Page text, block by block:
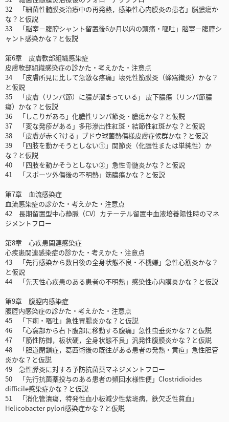
32 「細菌性髄膜炎治療中の再発熱，感染性心内膜炎の患者」脳膿瘍か
な？と仮説
33 「脳室－腹腔シャント留置後6か月以内の頭痛・嘔吐」脳室－腹腔シ
ャント感染かな？と仮説
第6章 皮膚軟部組織感染症
皮膚軟部組織感染症の診かた・考えかた・注意点
34 「皮膚所見に比して急激な疼痛」壊死性筋膜炎（蜂窩織炎）かな？
と仮説
35 「皮膚（リンパ節）に膿が溜まっている」 皮下膿瘍（リンパ節膿
瘍）かな？と仮説
36 「しこりがある」化膿性リンパ節炎・膿瘍かな？と仮説
37 「変な発疹がある」多形滲出性紅斑・結節性紅斑かな？と仮説
38 「皮膚が赤く?ける」ブドウ球菌熱傷様皮膚症候群かな？と仮説
39 「四肢を動かそうとしない①」関節炎（化膿性または単純性）か
な？と仮説
40 「四肢を動かそうとしない②」急性骨髄炎かな？と仮説
41 「スポーツ外傷後の不明熱」筋膿瘍かな？と仮説
第7章 血流感染症
血流感染症の診かた・考えかた・注意点
42 長期留置型中心静脈（CV）カテーテル留置中血液培養陽性時のマネ
ジメントフロー
第8章 心疾患関連感染症
心疾患関連感染症の診かた・考えかた・注意点
43 「先行感染から数日後の全身状態不良・不機嫌」急性心筋炎かな？
と仮説
44 「先天性心疾患のある患者の不明熱」感染性心内膜炎かな？と仮説
第9章 腹腔内感染症
腹腔内感染症の診かた・考えかた・注意点
45 「下痢・嘔吐」急性胃腸炎かな？と仮説
46 「心窩部から右下腹部に移動する腹痛」急性虫垂炎かな？と仮説
47 「筋性防御，板状硬，全身状態不良」汎発性腹膜炎かな？と仮説
48 「胆道閉鎖症，葛西術後の既往がある患者の発熱・黄疸」急性胆管
炎かな？と仮説
49 急性膵炎に対する予防抗菌薬マネジメントフロー
50 「先行抗菌薬投与のある患者の頻回水様性便」Clostridioides
difficile感染症かな？と仮説
51 「消化管潰瘍，特発性血小板減少性紫斑病，鉄欠乏性貧血」
Helicobacter pylori感染症かな？と仮説